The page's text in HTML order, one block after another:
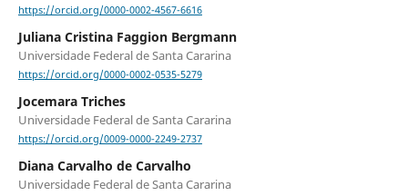
https://orcid.org/0000-0002-4567-6616
Juliana Cristina Faggion Bergmann
Universidade Federal de Santa Cararina
https://orcid.org/0000-0002-0535-5279
Jocemara Triches
Universidade Federal de Santa Cararina
https://orcid.org/0009-0000-2249-2737
Diana Carvalho de Carvalho
Universidade Federal de Santa Cararina